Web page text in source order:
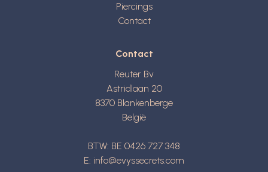
Piercings
Contact
Contact
Reuter Bv
Astridlaan 20
8370 Blankenberge
België
BTW: BE 0426 727 348
E: info@evyssecrets.com